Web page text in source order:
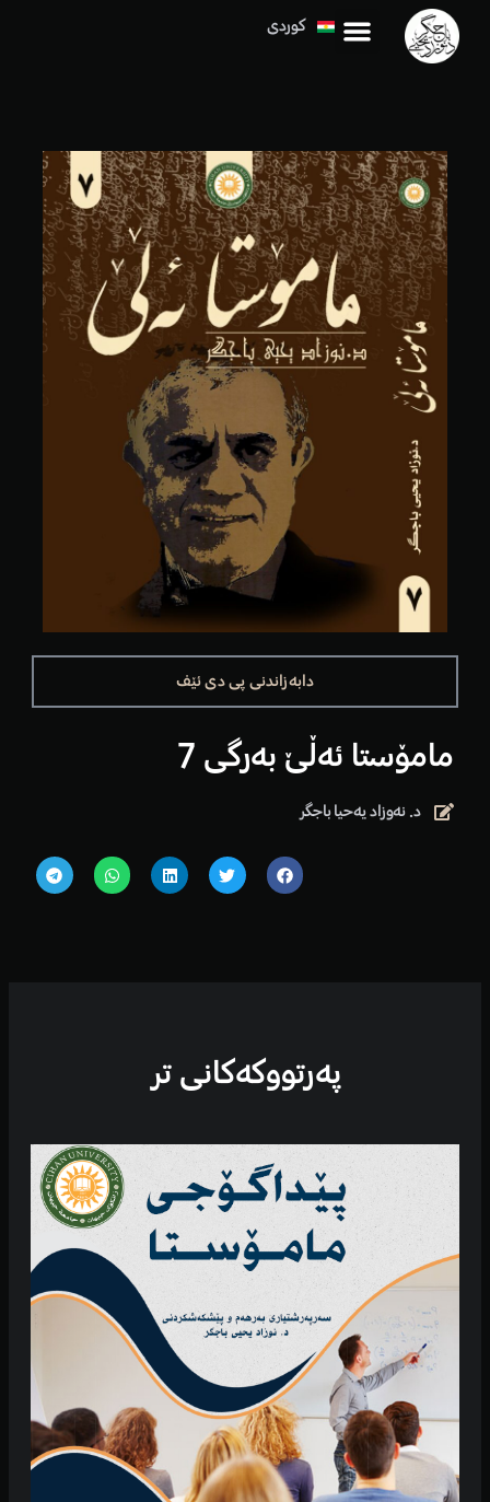
کوردیالعربية
دابەزاندنی پی دی ئێف
مامۆستا ئەڵێ بەرگی 7
د. نەوزاد یەحیا باجگر
پەرتووكەكانی تر